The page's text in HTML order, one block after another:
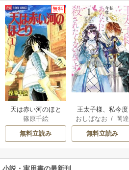
無料
天は赤い河のほと
り
篠原千絵
無料立読み
王太子様、私今度
こそあなたに殺さ
れたくないんで
す！ ～聖女に嵌め
二度目は串刺し回
おしばなお / 岡達
英茉
/ 先崎真琴
無料立読み